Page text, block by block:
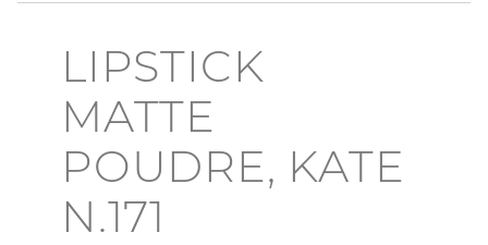
LIPSTICK
MATTE
POUDRE, KATE
N.171